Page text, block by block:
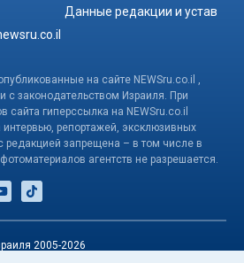
Данные редакции и устав
на сайте NEWSru.co.il ,
с законодательством Израиля. При
сайта гиперссылка на NEWSru.co.il
интервью, репортажей, эксклюзивных
редакцией запрещена – в том числе в
агентств не разрешается.
2005-2026